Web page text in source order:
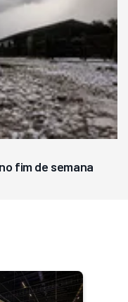
fim de semana